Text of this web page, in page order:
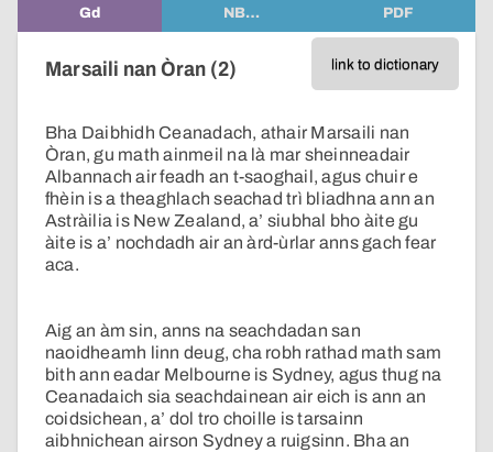
Gd NB… PDF
link to dictionary
Marsaili nan Òran (2)
Bha Daibhidh Ceanadach, athair Marsaili nan
Òran, gu math ainmeil na là mar sheinneadair
Albannach air feadh an t-saoghail, agus chuir e
fhèin is a theaghlach seachad trì bliadhna ann an
Astràilia is New Zealand, a’ siubhal bho àite gu
àite is a’ nochdadh air an àrd-ùrlar anns gach fear
aca.
Aig an àm sin, anns na seachdadan san
naoidheamh linn deug, cha robh rathad math sam
bith ann eadar Melbourne is Sydney, agus thug na
Ceanadaich sia seachdainean air eich is ann an
coidsichean, a’ dol tro choille is tarsainn
aibhnichean airson Sydney a ruigsinn. Bha an